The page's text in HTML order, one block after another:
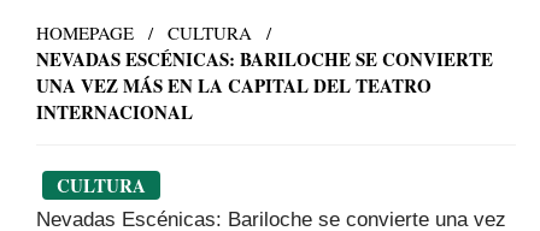
HOMEPAGE CULTURA
NEVADAS ESCÉNICAS: BARILOCHE SE CONVIERTE
UNA VEZ MÁS EN LA CAPITAL DEL TEATRO
INTERNACIONAL
CULTURA
Nevadas Escénicas: Bariloche se convierte una vez